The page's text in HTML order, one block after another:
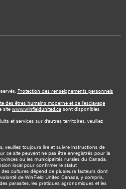
Protection des renseignements personnels
des êtres humains moderne et de l'esclavage
site www.winfieldunited.ca sont disponibles
et services sur d’autres territoires, veuillez
veuillez toujours lire et suivre instructions de
ce site peuvent ne pas être enregistrés pour la
ou les municipalités rurales du Canada.
local pour confirmer le statut
des cultures dépend de plusieurs facteurs dont
de WinField United Canada, y compris,
parasites, les pratiques agronomiques et les